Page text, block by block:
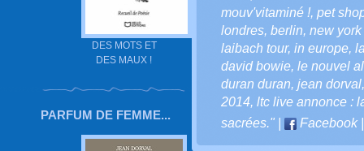
DES MOTS ET
DES MAUX !
PARFUM DE FEMME...
mouv'vitaminé !, pet
londres, berlin, new
laibach tour, in europe,
david bowie, le nouvel
duran duran, jean dorval
2014, ltc live annonce :
sacrées."
Facebook